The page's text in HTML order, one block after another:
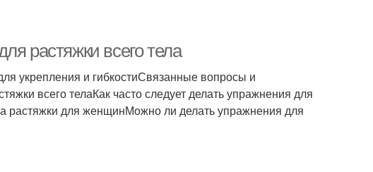
растяжки всего тела
укрепления и гибкостиСвязанные вопросы и
всего телаКак часто следует делать упражнения для
растяжки для женщинМожно ли делать упражнения для